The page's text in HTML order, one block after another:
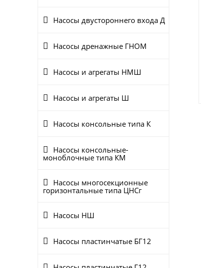
Насосы двустороннего входа Д
Насосы дренажные ГНОМ
Насосы и агрегаты НМШ
Насосы и агрегаты Ш
Насосы консольные типа К
Насосы консольные-
моноблочные типа КМ
Насосы многосекционные
горизонтальные типа ЦНСг
Насосы НШ
Насосы пластинчатые БГ12